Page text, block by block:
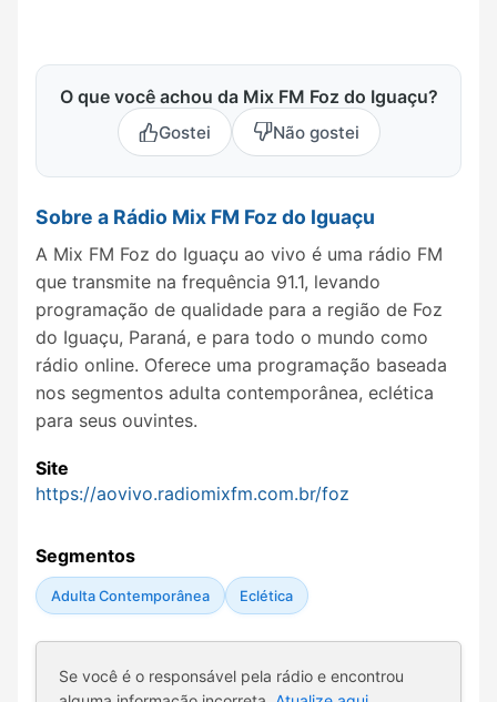
O que você achou da Mix FM Foz do Iguaçu?
Gostei Não gostei
Sobre a Rádio Mix FM Foz do Iguaçu
A Mix FM Foz do Iguaçu ao vivo é uma rádio FM
que transmite na frequência 91.1, levando
programação de qualidade para a região de Foz
do Iguaçu, Paraná, e para todo o mundo como
rádio online. Oferece uma programação baseada
nos segmentos adulta contemporânea, eclética
para seus ouvintes.
Site
https://aovivo.radiomixfm.com.br/foz
Segmentos
Adulta Contemporânea Eclética
Se você é o responsável pela rádio e encontrou